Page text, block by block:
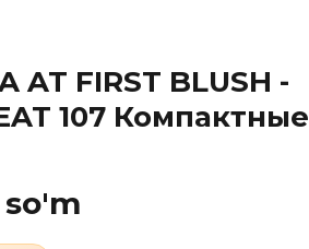
AT FIRST BLUSH -
107 Компактные